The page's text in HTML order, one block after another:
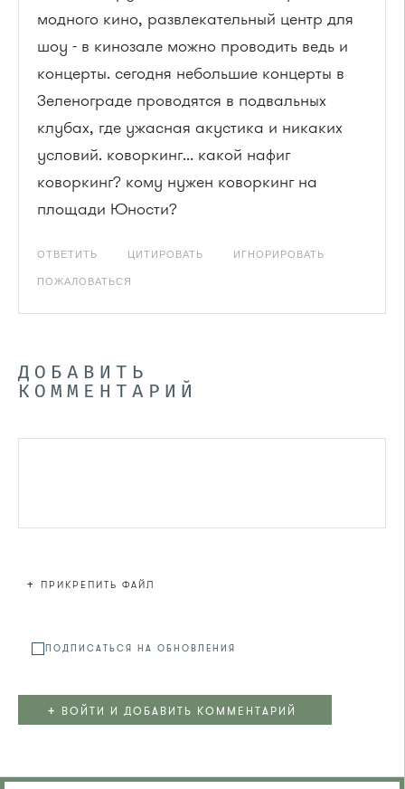
модного кино, развлекательный центр для
шоу - в кинозале можно проводить ведь и
концерты. сегодня небольшие концерты в
Зеленограде проводятся в подвальных
клубах, где ужасная акустика и никаких
условий. коворкинг... какой нафиг
коворкинг? кому нужен коворкинг на
площади Юности?
ОТВЕТИТЬ ЦИТИРОВАТЬ ИГНОРИРОВАТЬ
ПОЖАЛОВАТЬСЯ
ДОБАВИТЬ
КОММЕНТАРИЙ
+ ПРИКРЕПИТЬ ФАЙЛ
ПОДПИСАТЬСЯ НА ОБНОВЛЕНИЯ
+ ВОЙТИ И ДОБАВИТЬ КОММЕНТАРИЙ